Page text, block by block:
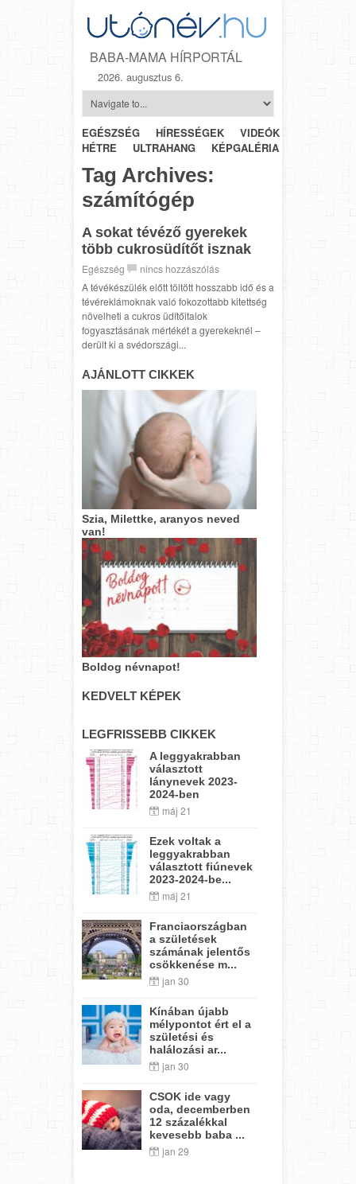
BABA-MAMA HÍRPORTÁL
2026. augusztus 6.
EGÉSZSÉG HÍRESSÉGEK VIDEÓK
HÉTRŐL-
HÉTRE
ULTRAHANG KÉPGALÉRIA
Tag Archives:
számítógép
A sokat tévéző gyerekek
több cukrosüdítőt isznak
Egészség
nincs hozzászólás
A tévékészülék előtt töltött hosszabb idő és a
tévéreklámoknak való fokozottabb kitettség
növelheti a cukros üdítőitalok
fogyasztásának mértékét a gyerekeknél –
derült ki a svédországi...
AJÁNLOTT CIKKEK
Szia, Milettke, aranyos neved
van!
Boldog névnapot!
KEDVELT KÉPEK
LEGFRISSEBB CIKKEK
A leggyakrabban
választott
lánynevek 2023-
2024-ben
máj 21
Ezek voltak a
leggyakrabban
választott fiúnevek
2023-2024-be...
máj 21
Franciaországban
a születések
számának jelentős
csökkenése m...
jan 30
Kínában újabb
mélypontot ért el a
születési és
halálozási ar...
jan 30
CSOK ide vagy
oda, decemberben
12 százalékkal
kevesebb baba ...
jan 29